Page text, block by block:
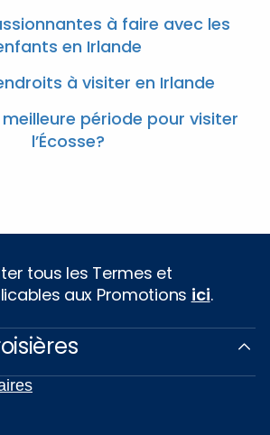
à faire avec les
en Irlande
à visiter en Irlande
période pour visiter
l’Écosse?
tous les Termes et
aux Promotions ici.